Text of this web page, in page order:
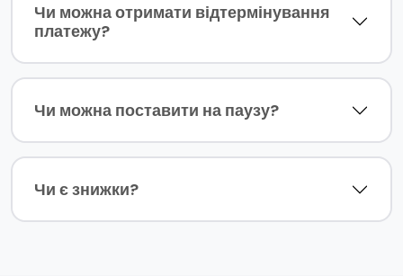
Чи можна отримати відтермінування
платежу?
Чи можна поставити на паузу?
Чи є знижки?